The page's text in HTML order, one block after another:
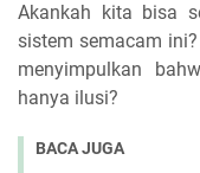
Akankah kita bisa
sistem semacam
menyimpulkan
hanya ilusi?
BACA JUGA